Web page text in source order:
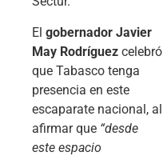
El gobernador Javier
May Rodríguez celebró
que Tabasco tenga
presencia en este
escaparate nacional, al
afirmar que “desde
este espacio